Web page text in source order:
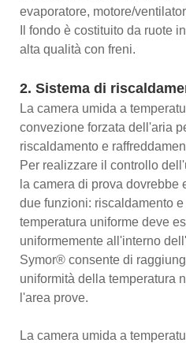
evaporatore, motore/
Il fondo è costituito da ruote
alta qualità con freni.
2. Sistema di
La camera umida a
convezione forzata dell'aria
riscaldamento e
Per realizzare il controllo
la camera di prova
due funzioni: riscaldamento
temperatura uniforme deve
uniformemente all'interno
Symor® consente di
uniformità della temperatura
l'area prove.
La camera umida a